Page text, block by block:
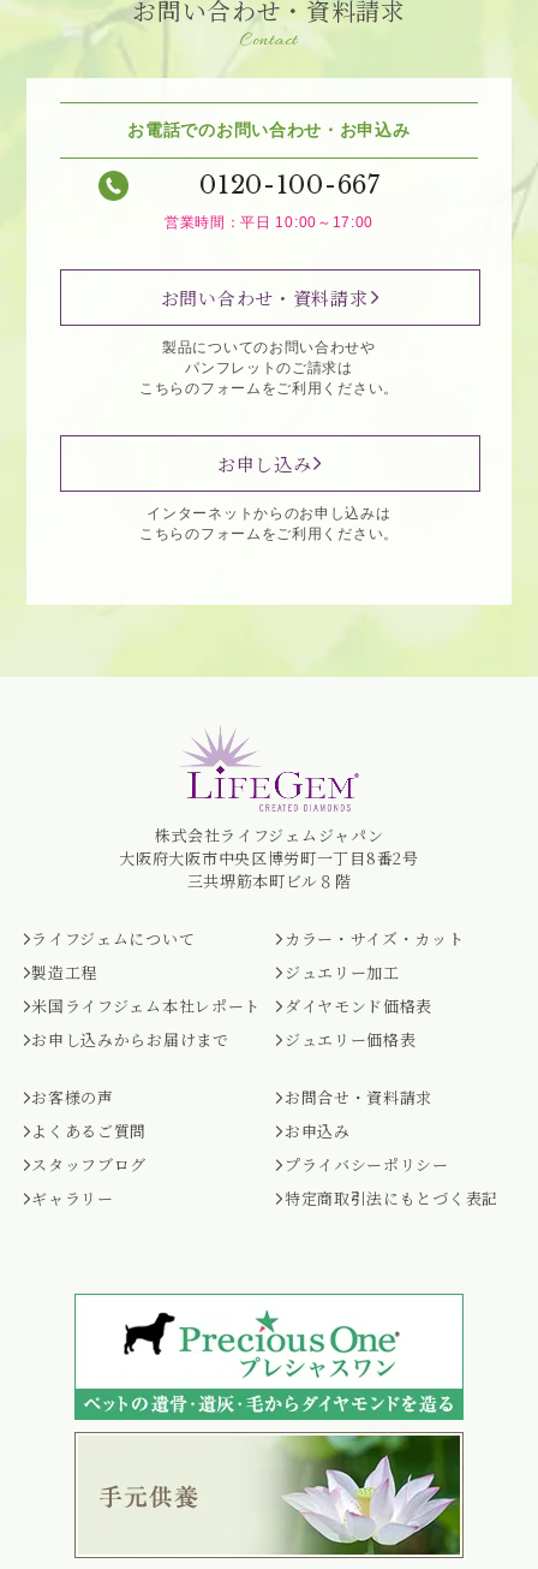
お問い合わせ・資料請求
Contact
お電話でのお問い合わせ・お申込み
0120-100-667
営業時間：平日 10:00～17:00
お問い合わせ・資料請求
製品についてのお問い合わせや
パンフレットのご請求は
こちらのフォームをご利用ください。
お申し込み
インターネットからのお申し込みは
こちらのフォームをご利用ください。
株式会社ライフジェムジャパン
大阪府大阪市中央区博労町一丁目8番2号
三共堺筋本町ビル８階
ライフジェムについて
製造工程
米国ライフジェム本社レポート
お申し込みからお届けまで
カラー・サイズ・カット
ジュエリー加工
ダイヤモンド価格表
ジュエリー価格表
お客様の声
よくあるご質問
スタッフブログ
ギャラリー
お問合せ・資料請求
お申込み
プライバシーポリシー
特定商取引法にもとづく表記